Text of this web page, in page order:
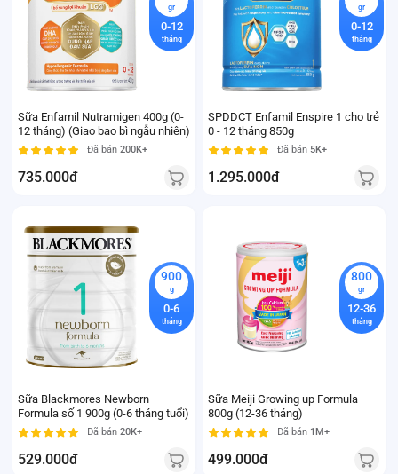
gr
0-12
tháng
Sữa Enfamil Nutramigen 400g (0-
12 tháng) (Giao bao bì ngẫu nhiên)
Đã bán 200K+
735.000đ
gr
0-12
tháng
SPDDCT Enfamil Enspire 1 cho trẻ
0 - 12 tháng 850g
Đã bán 5K+
1.295.000đ
900
g
0-6
tháng
Sữa Blackmores Newborn
Formula số 1 900g (0-6 tháng tuổi)
Đã bán 20K+
529.000đ
800
gr
12-36
tháng
Sữa Meiji Growing up Formula
800g (12-36 tháng)
Đã bán 1M+
499.000đ